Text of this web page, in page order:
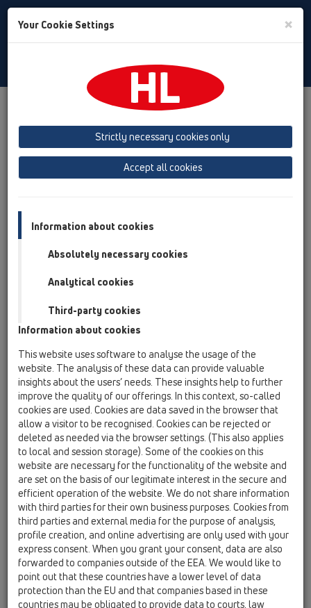
Toggle
Обзор продукта
05 Дизайн-душевые
Трапы для внутренних помещений
Продукты
HL540K
Обзор продукта
Трапы для внутренних помещений
Продукты
HL540
HL540K
HL540K
Корпус трапа с 3-мя
монтажными уголками,
заглушкой и монтажным
шаблоном
Your Cookie Settings ×
Strictly necessary cookies only
Accept all cookies
Information about cookies
Absolutely necessary cookies
Analytical cookies
Third-party cookies
Information about cookies
This website uses software to analyse the usage of the
website. The analysis of these data can provide valuable
insights about the users’ needs. These insights help to further
improve the quality of our offerings. In this context, so-called
cookies are used. Cookies are data saved in the browser that
allow a visitor to be recognised. Cookies can be rejected or
deleted as needed via the browser settings. (This also applies
to local and session storage). Some of the cookies on this
website are necessary for the functionality of the website and
are set on the basis of our legitimate interest in the secure and
efficient operation of the website. We do not share information
with third parties for their own business purposes. Cookies from
third parties and external media for the purpose of analysis,
profile creation, and online advertising are only used with your
express consent. When you grant your consent, data are also
forwarded to companies outside of the EEA. We would like to
point out that these countries have a lower level of data
protection than the EU and that companies based in these
countries may be obligated to provide data to courts, law